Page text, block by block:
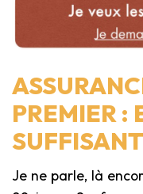
PREMIER :
Je ne parle, là